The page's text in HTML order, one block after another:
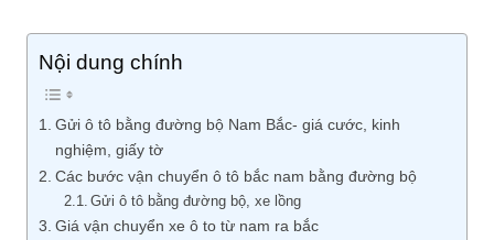
Nội dung chính
Gửi ô tô bằng đường bộ Nam Bắc- giá cước, kinh
nghiệm, giấy tờ
Các bước vận chuyển ô tô bắc nam bằng đường bộ
Gửi ô tô bằng đường bộ, xe lồng
Giá vận chuyển xe ô to từ nam ra bắc